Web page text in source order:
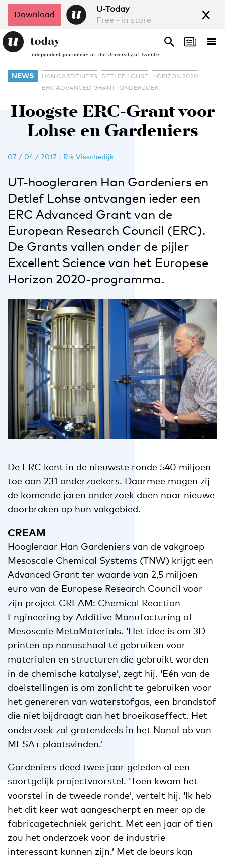
Download
U-Today
Free - in store
x
Independent journalism at the University of Twente
Search
Search
NEWS HAN GARDENIERS DETLEF LOHSE
HORIZON 2020
ERC ADVANCED GRANT
ONDERZOEK
Hoogste ERC-Grant voor
Lohse en Gardeniers
07 / 04 / 2017 | Rik Visschedijk
UT-hoogleraren Han Gardeniers en
Detlef Lohse ontvangen ieder een
ERC Advanced Grant van de
European Research Council (ERC).
De Grants vallen onder de pijler
Excellent Science van het Europese
Horizon 2020-programma.
De ERC kent in de nieuwste ronde 540 miljoen
toe aan 231 onderzoekers. Daarmee mogen zij
de komende jaren onderzoek doen naar nieuwe
doorbraken op hun vakgebied.
CREAM
Hoogleraar Han Gardeniers van de vakgroep
Mesoscale Chemical Systems (TNW) krijgt een
Advanced Grant ter waarde van 2,5 miljoen
euro van de Europese Research Council voor
zijn project CREAM: Chemical Reaction
Engineering by Additive Manufacturing of
Mesoscale MetaMaterials. ‘Het idee is om 3D-
printen op nanoschaal te gebruiken voor
materialen en structuren die gebruikt worden
in de chemische katalyse’, zegt hij. ‘Eén van de
doelstellingen is om zonlicht te gebruiken voor
het genereren van waterstofgas, een brandstof
die niet bijdraagt aan het broeikaseffect. Het
onderzoek zal grotendeels in het NanoLab van
MESA+ plaatsvinden.’
Gardeniers deed twee jaar geleden al een
soortgelijk projectvoorstel. ‘Toen kwam het
voorstel in de tweede ronde’, vertelt hij. ‘Ik heb
het dit keer wat aangescherpt en meer op de
fabricagetechniek gericht. Met een jaar of tien
zou het onderzoek voor de industrie
interessant kunnen zijn.’ Met de beurs kan